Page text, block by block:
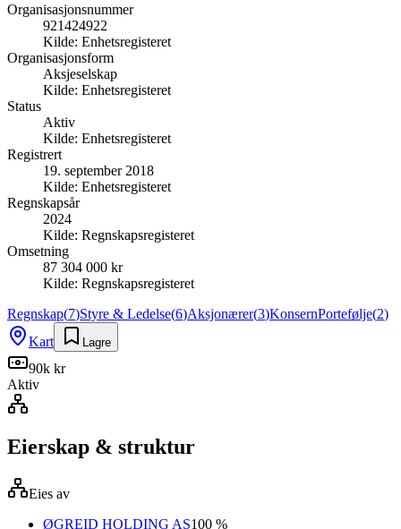
Organisasjonsnummer
921424922
Kilde: Enhetsregisteret
Organisasjonsform
Aksjeselskap
Kilde: Enhetsregisteret
Status
Aktiv
Kilde: Enhetsregisteret
Registrert
19. september 2018
Kilde: Enhetsregisteret
Regnskapsår
2024
Kilde: Regnskapsregisteret
Omsetning
87 304 000 kr
Kilde: Regnskapsregisteret
Regnskap(7)Styre & Ledelse(6)Aksjonærer(3)KonsernPortefølje(2)
Kart
Lagre
90k kr
Aktiv
Eierskap & struktur
Eies av
ØGREID HOLDING AS100 %